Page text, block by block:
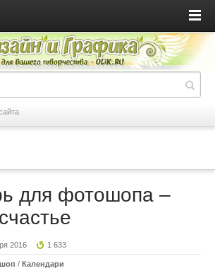
для фотошопа –
2016 1 633
/ Календари